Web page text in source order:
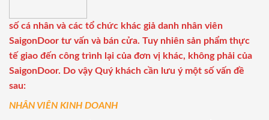
số cá nhân và các tổ chức khác giả danh nhân viên
SaigonDoor tư vấn và bán cửa. Tuy nhiên sản phẩm thực
tế giao đến công trình lại của đơn vị khác, không phải của
SaigonDoor. Do vậy Quý khách cần lưu ý một số vấn đề
sau:
NHÂN VIÊN KINH DOANH